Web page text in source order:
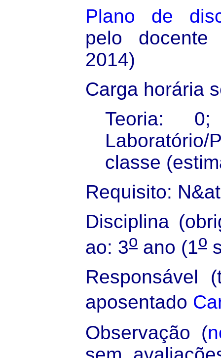
Plano de
pelo docente
2014)
Carga horária
Teoria: 0
Laboratório/
classe
Requisito:
Disciplina
ao: 3o ano (1o
Responsável
aposentado
Observação (